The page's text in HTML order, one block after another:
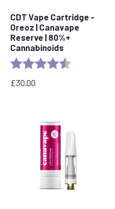
CDT Vape Cartridge -
Oreoz | Canavape
Reserve | 80%+
Cannabinoids
Rating: 4.4 out of 5
£30.00